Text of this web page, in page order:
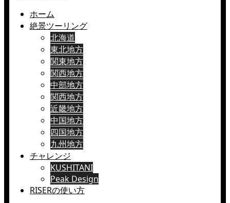
ホーム
絶景ツーリング
北海道
東北地方
関東地方
関西地方
中部地方
関西地方
近畿地方
中国地方
四国地方
九州地方
チャレンジ
KUSHITANI
Peak Design
RISERの使い方